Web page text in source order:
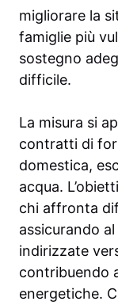
migliorare la
famiglie più
sostegno
difficile.
La misura si
contratti di
domestica,
acqua.
chi affronta
assicurando
indirizzate
contribuendo
energetiche.